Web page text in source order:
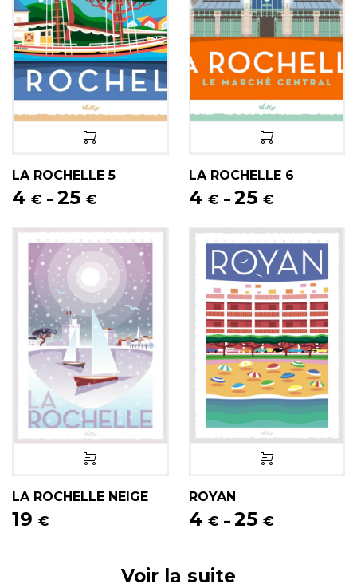
LA ROCHELLE 5
4 € – 25 €
LA ROCHELLE 6
4 € – 25 €
LA ROCHELLE NEIGE
19 €
ROYAN
4 € – 25 €
Voir la suite